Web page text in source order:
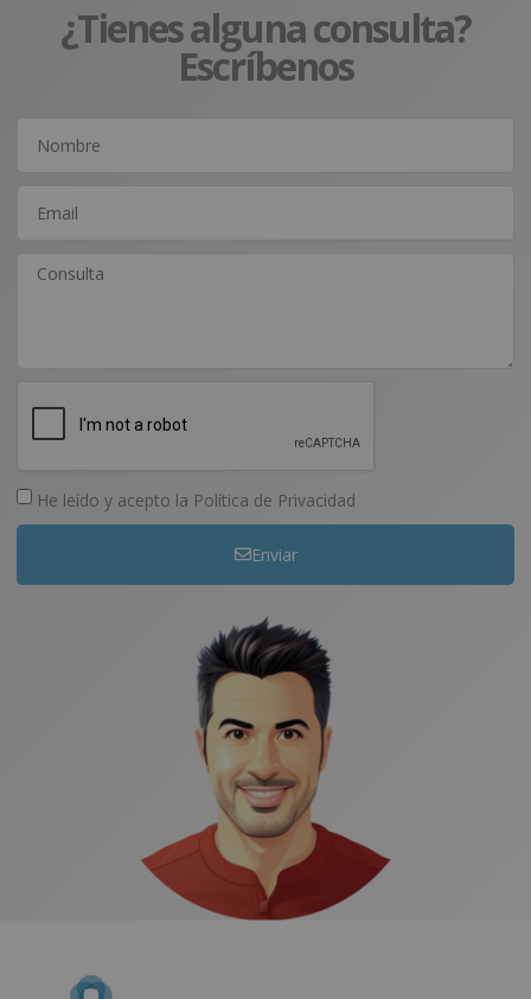
¿Tienes alguna consulta?
Escríbenos
He leído y acepto la Política de Privacidad
Enviar